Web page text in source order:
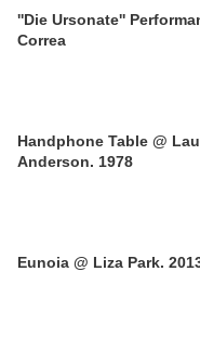
''Die Ursonate''
Correa
Handphone Table @
Anderson. 1978
Eunoia @ Liza Park.